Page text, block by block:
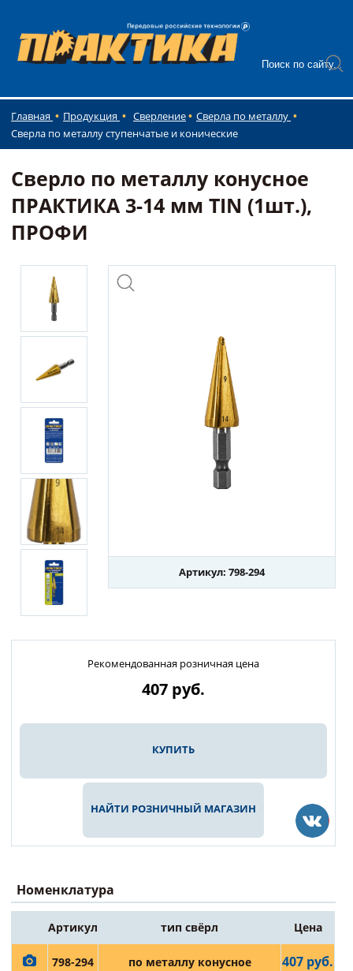
Главная Продукция Сверление
Сверла по металлу
Сверла по металлу ступенчатые и конические
Сверло по металлу конусное
ПРАКТИКА 3-14 мм TIN (1шт.),
ПРОФИ
Артикул: 798-294
Рекомендованная розничная цена
407 руб.
КУПИТЬ
НАЙТИ РОЗНИЧНЫЙ МАГАЗИН
Номенклатура
Артикул тип свёрл Цена
798-294 по металлу конусное 407 руб.